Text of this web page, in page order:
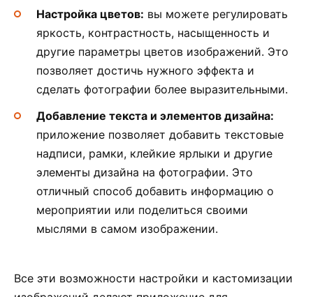
Настройка цветов: вы можете регулировать
яркость, контрастность, насыщенность и
другие параметры цветов изображений. Это
позволяет достичь нужного эффекта и
сделать фотографии более выразительными.
Добавление текста и элементов дизайна:
приложение позволяет добавить текстовые
надписи, рамки, клейкие ярлыки и другие
элементы дизайна на фотографии. Это
отличный способ добавить информацию о
мероприятии или поделиться своими
мыслями в самом изображении.
Все эти возможности настройки и кастомизации